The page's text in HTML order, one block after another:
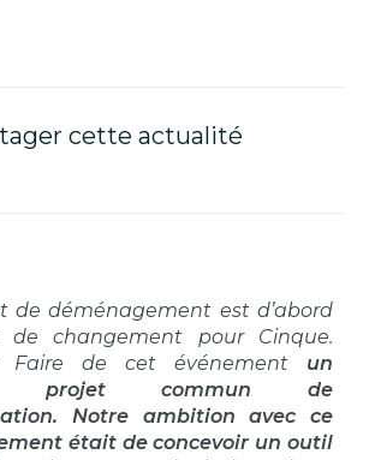
cette actualité
de déménagement est d’abord
changement pour Cinque.
Faire de cet événement un
projet commun de
Notre ambition avec ce
était de concevoir un outil